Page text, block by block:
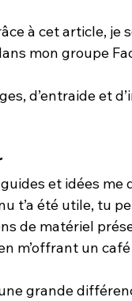
à cet article, je
mon groupe
d’entraide et
et idées
t’a été utile, tu
de matériel
m’offrant un café
grande